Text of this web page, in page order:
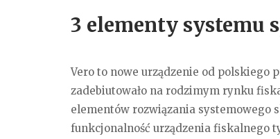
3 elementy systemu
Vero to nowe urządzenie od polskiego
zadebiutowało na rodzimym rynku
elementów rozwiązania systemowego
funkcjonalność urządzenia fiskalnego